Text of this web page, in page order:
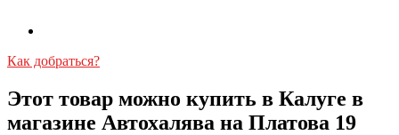
Как добраться?
Этот товар можно купить в Калуге в
магазине Автохалява на Платова 19